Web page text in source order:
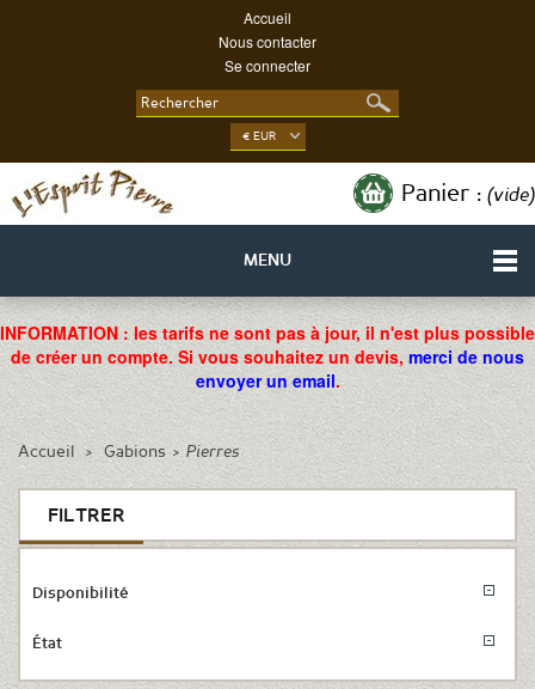
Accueil
Nous contacter
Se connecter
€ EUR
Panier : (vide)
MENU
INFORMATION : les tarifs ne sont pas à jour, il n'est plus possible
de créer un compte. Si vous souhaitez un devis, merci de nous
envoyer un email.
Accueil > Gabions > Pierres
FILTRER
Disponibilité
État